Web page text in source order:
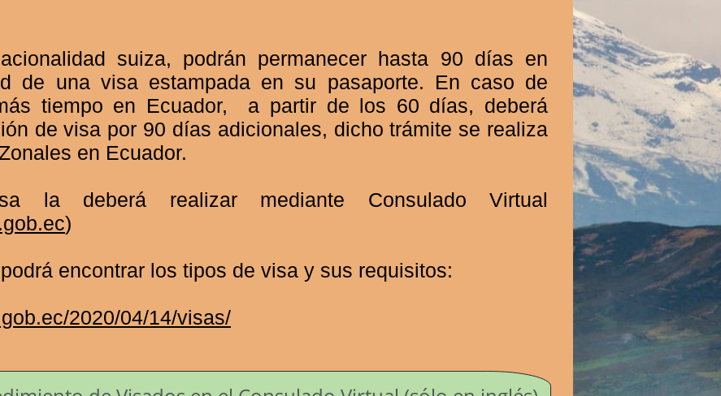
suiza, podrán permanecer hasta 90 días en
de una visa estampada en su pasaporte. En caso de
tiempo en Ecuador, a partir de los 60 días, deberá
de visa por 90 días adicionales, dicho trámite se realiza
en Ecuador.
la deberá realizar mediante Consulado Virtual
)
encontrar los tipos de visa y sus requisitos:
2020/04/14/visas/